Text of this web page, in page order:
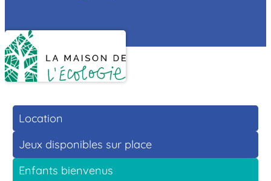
Location
Jeux disponibles sur place
Enfants bienvenus